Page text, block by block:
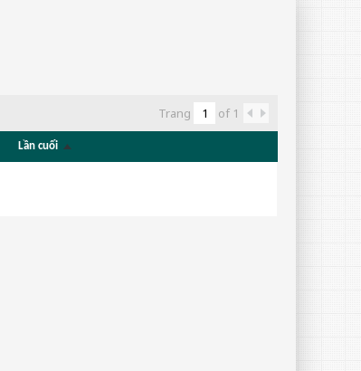
Trang of 1
Lần cuối